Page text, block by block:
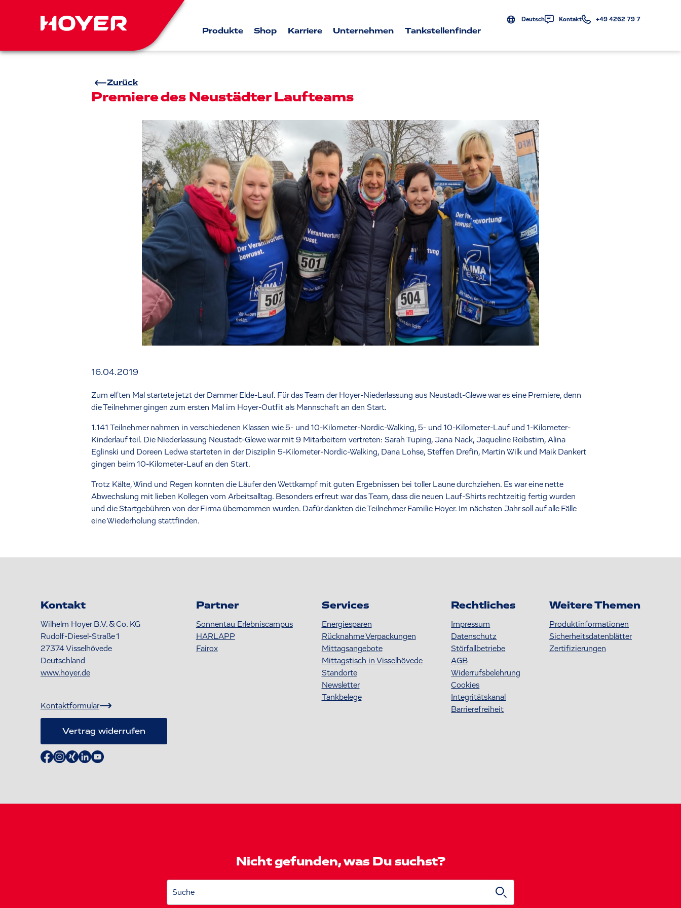
Deutsch Kontakt +49 4262 79 7
Produkte Shop Karriere Unternehmen Tankstellenfinder
Zurück
Premiere des Neustädter Laufteams
16.04.2019
Zum elften Mal startete jetzt der Dammer Elde-Lauf. Für das Team der Hoyer-Niederlassung aus Neustadt-Glewe war es eine Premiere, denn
die Teilnehmer gingen zum ersten Mal im Hoyer-Outfit als Mannschaft an den Start.
1.141 Teilnehmer nahmen in verschiedenen Klassen wie 5- und 10-Kilometer-Nordic-Walking, 5- und 10-Kilometer-Lauf und 1-Kilometer-
Kinderlauf teil. Die Niederlassung Neustadt-Glewe war mit 9 Mitarbeitern vertreten: Sarah Tuping, Jana Nack, Jaqueline Reibstirn, Alina
Eglinski und Doreen Ledwa starteten in der Disziplin 5-Kilometer-Nordic-Walking, Dana Lohse, Steffen Drefin, Martin Wilk und Maik Dankert
gingen beim 10-Kilometer-Lauf an den Start.
Trotz Kälte, Wind und Regen konnten die Läufer den Wettkampf mit guten Ergebnissen bei toller Laune durchziehen. Es war eine nette
Abwechslung mit lieben Kollegen vom Arbeitsalltag. Besonders erfreut war das Team, dass die neuen Lauf-Shirts rechtzeitig fertig wurden
und die Startgebühren von der Firma übernommen wurden. Dafür dankten die Teilnehmer Familie Hoyer. Im nächsten Jahr soll auf alle Fälle
eine Wiederholung stattfinden.
Kontakt
Wilhelm Hoyer B.V. & Co. KG
Rudolf-Diesel-Straße 1
27374Visselhövede
Deutschland
www.hoyer.de
Kontaktformular
Vertrag widerrufen
Partner
Sonnentau Erlebniscampus
HARLAPP
Fairox
Services
Energiesparen
Rücknahme Verpackungen
Mittagsangebote
Mittagstisch in Visselhövede
Standorte
Newsletter
Tankbelege
Rechtliches
Impressum
Datenschutz
Störfallbetriebe
AGB
Widerrufsbelehrung
Cookies
Integritätskanal
Barrierefreiheit
Weitere Themen
Produktinformationen
S icherheitsdatenblätter
Zertifizierungen
Nicht gefunden, was Du suchst?
Suche